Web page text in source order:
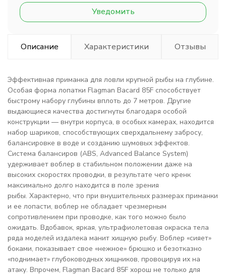
Уведомить
Описание Характеристики Отзывы
Эффективная приманка для ловли крупной рыбы на глубине.
Особая форма лопатки Flagman Bacard 85F способствует
быстрому набору глубины вплоть до 7 метров. Другие
выдающиеся качества достигнуты благодаря особой
конструкции — внутри корпуса, в особых камерах, находится
набор шариков, способствующих сверхдальнему забросу,
балансировке в воде и созданию шумовых эффектов.
Система балансиров (ABS, Advanced Balance System)
удерживает воблер в стабильном положении даже на
высоких скоростях проводки, в результате чего кренк
максимально долго находится в поле зрения
рыбы. Характерно, что при внушительных размерах приманки
и ее лопасти, воблер не обладает чрезмерным
сопротивлением при проводке, как того можно было
ожидать. Вдобавок, яркая, ультрафиолетовая окраска тела
ряда моделей издалека манит хищную рыбу. Воблер «сияет»
боками, показывает свое «нежное» брюшко и безотказно
«поднимает» глубоководных хищников, провоцируя их на
атаку. Впрочем, Flagman Bacard 85F хорош не только для